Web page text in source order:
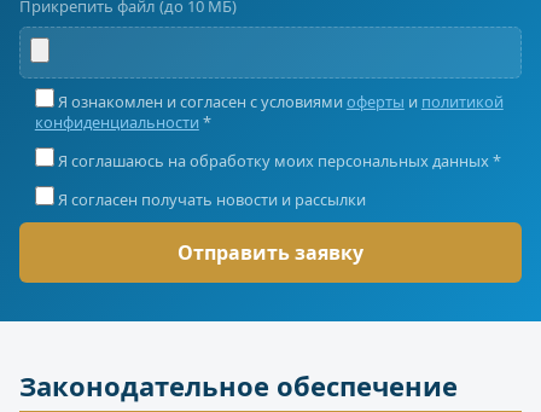
Прикрепить файл (до 10 МБ)
Я ознакомлен и согласен с условиями оферты и политикой
конфиденциальности *
Я соглашаюсь на обработку моих персональных данных *
Я согласен получать новости и рассылки
Законодательное обеспечение